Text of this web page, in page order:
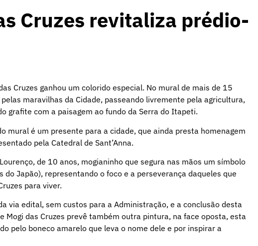
Cruzes revitaliza prédio-
Cruzes ganhou um colorido especial. No mural de mais de 15
maravilhas da Cidade, passeando livremente pela agricultura,
grafite com a paisagem ao fundo da Serra do Itapeti.
mural é um presente para a cidade, que ainda presta homenagem
pela Catedral de Sant’Anna.
de 10 anos, mogianinho que segura nas mãos um símbolo
Japão), representando o foco e a perseverança daqueles que
para viver.
via edital, sem custos para a Administração, e a conclusão desta
das Cruzes prevê também outra pintura, na face oposta, esta
pelo boneco amarelo que leva o nome dele e por inspirar a